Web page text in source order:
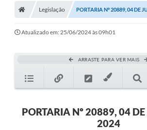
Legislação PORTARIA Nº 20889, 04 DE
Atualizado em: 25/06/2024 às 09h01
ARRASTE PARA VER MAIS
PORTARIA Nº 20889, 04
2024